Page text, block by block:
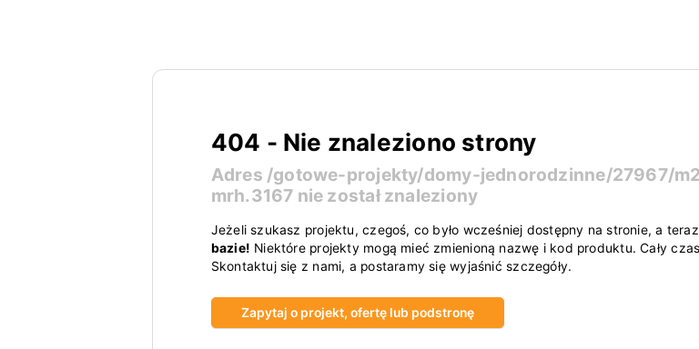
404 - Nie znaleziono strony
Adres /gotowe-projekty/domy-jednorodzinne/27967/
mrh.3167 nie został znaleziony
Jeżeli szukasz projektu, czegoś, co było wcześniej dostępny na stronie, a
bazie! Niektóre projekty mogą mieć zmienioną nazwę i kod produktu. Cały
Skontaktuj się z nami, a postaramy się wyjaśnić szczegóły.
Zapytaj o projekt, ofertę lub podstronę